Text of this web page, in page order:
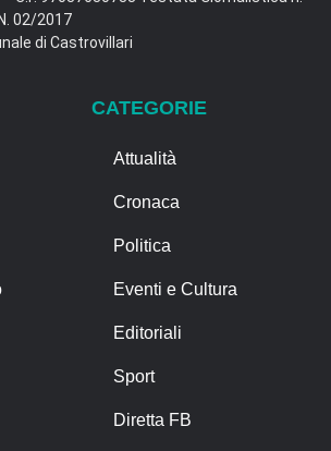
02/2017
di Castrovillari
CATEGORIE
Attualità
Cronaca
Politica
Eventi e Cultura
Editoriali
Sport
Diretta FB